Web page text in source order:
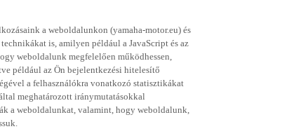
a weboldalunkon (yamaha-motor.eu) és
is, amilyen például a JavaScript és az
weboldalunk megfelelően működhessen,
például az Ön bejelentkezési hitelesítő
a felhasználókra vonatkozó statisztikákat
meghatározott iránymutatásokkal
a weboldalunkat, valamint, hogy weboldalunk,